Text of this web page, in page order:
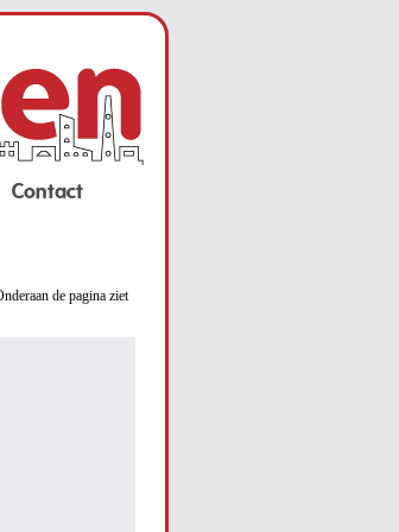
Contact
de pagina ziet